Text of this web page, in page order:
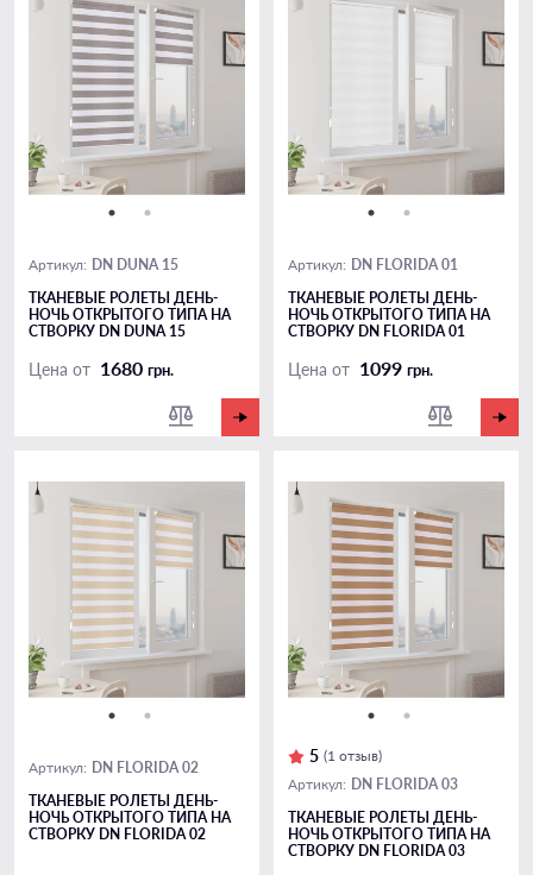
Артикул: DN DUNA 15
ТКАНЕВЫЕ РОЛЕТЫ ДЕНЬ-
НОЧЬ ОТКРЫТОГО ТИПА НА
СТВОРКУ DN DUNA 15
Цена от 1680 грн.
Артикул: DN FLORIDA 01
ТКАНЕВЫЕ РОЛЕТЫ ДЕНЬ-
НОЧЬ ОТКРЫТОГО ТИПА НА
СТВОРКУ DN FLORIDA 01
Цена от 1099 грн.
Артикул: DN FLORIDA 02
ТКАНЕВЫЕ РОЛЕТЫ ДЕНЬ-
НОЧЬ ОТКРЫТОГО ТИПА НА
СТВОРКУ DN FLORIDA 02
5 (1 отзыв)
Артикул: DN FLORIDA 03
ТКАНЕВЫЕ РОЛЕТЫ ДЕНЬ-
НОЧЬ ОТКРЫТОГО ТИПА НА
СТВОРКУ DN FLORIDA 03